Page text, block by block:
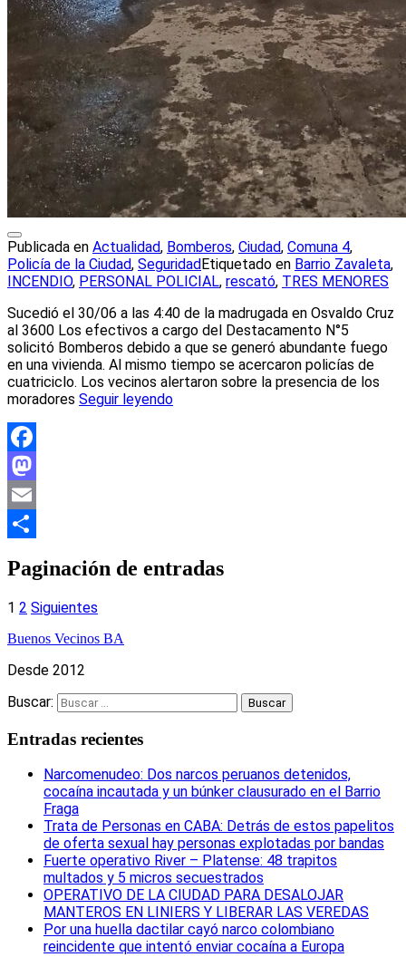
Publicada en Actualidad, Bomberos, Ciudad, Comuna 4,
Policía de la Ciudad, SeguridadEtiquetado en Barrio Zavaleta,
INCENDIO, PERSONAL POLICIAL, rescató, TRES MENORES
Sucedió el 30/06 a las 4:40 de la madrugada en Osvaldo Cruz
al 3600 Los efectivos a cargo del Destacamento N°5
solicitó Bomberos debido a que se generó abundante fuego
en una vivienda. Al mismo tiempo se acercaron policías de
cuatriciclo. Los vecinos alertaron sobre la presencia de los
moradores Seguir leyendo
Facebook
Mastodon
Email
Paginación de entradas
1 2 Siguientes
Buenos Vecinos BA
Desde 2012
Buscar:
Entradas recientes
Narcomenudeo: Dos narcos peruanos detenidos,
cocaína incautada y un búnker clausurado en el Barrio
Fraga
Trata de Personas en CABA: Detrás de estos papelitos
de oferta sexual hay personas explotadas por bandas
Fuerte operativo River – Platense: 48 trapitos
multados y 5 micros secuestrados
OPERATIVO DE LA CIUDAD PARA DESALOJAR
MANTEROS EN LINIERS Y LIBERAR LAS VEREDAS
Por una huella dactilar cayó narco colombiano
reincidente que intentó enviar cocaína a Europa